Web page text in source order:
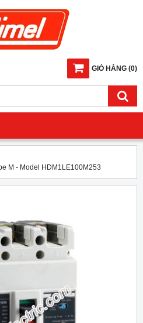
GIỎ HÀNG (0)
M - Model HDM1LE100M253